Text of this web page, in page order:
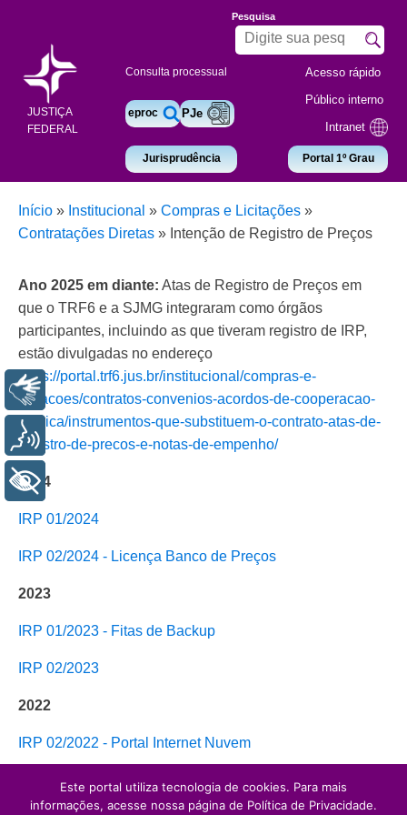
JUSTIÇA
FEDERAL
Consulta processual
eproc PJe
Jurisprudência
Pesquisa
Acesso rápido
Público interno
Intranet
Portal 1º Grau
Início » Institucional » Compras e Licitações »
Contratações Diretas » Intenção de Registro de Preços
Ano 2025 em diante: Atas de Registro de Preços em
que o TRF6 e a SJMG integraram como órgãos
participantes, incluindo as que tiveram registro de IRP,
estão divulgadas no endereço
https://portal.trf6.jus.br/institucional/compras-e-
licitacoes/contratos-convenios-acordos-de-cooperacao-
tecnica/instrumentos-que-substituem-o-contrato-atas-de-
registro-de-precos-e-notas-de-empenho/
2024
IRP 01/2024
IRP 02/2024 - Licença Banco de Preços
2023
IRP 01/2023 - Fitas de Backup
IRP 02/2023
2022
IRP 02/2022 - Portal Internet Nuvem
IRP 01/2022 - Solução de Antivírus
Este portal utiliza tecnologia de cookies. Para mais
informações, acesse nossa página de Política de Privacidade.
Libras
Voz